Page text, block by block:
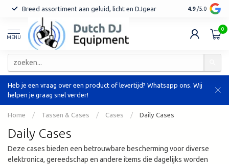
Breed assortiment aan geluid, licht en DJgear Tot 7 jaar
4.9 /5.0
MENU
0
Heb je een vraag over een product of levertijd? Whatsapp ons. Wij
helpen je graag snel verder!
Home / Tassen & Cases / Cases / Daily Cases
Daily Cases
Deze cases bieden een betrouwbare bescherming voor diverse
elektronica, gereedschap en andere items die dagelijks worden